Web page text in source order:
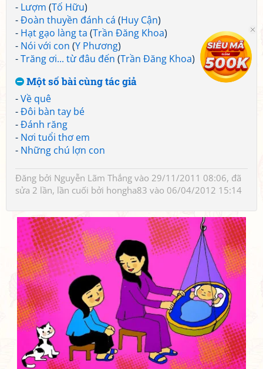
- Lượm (Tố Hữu)
-Đoàn thuyền đánh cá (Huy Cận)
- Hạt gạo làng ta (Trần Đăng Khoa)
- Nói với con (Y Phương)
-Trăng ơi... từ đâu đến (Trần Đăng Khoa)
Một số bài cùng tác giả
-Về quê
-Đôi bàn tay bé
-Đánh răng
- Nơi tuổi thơ em
- Những chú lợn con
Đăng bởi Nguyễn Lãm Thắng vào 29/11/2011 08:06, đã
sửa 2 lần, lần cuối bởi hongha83 vào 06/04/2012 15:14